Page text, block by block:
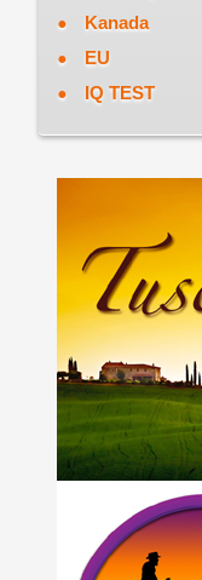
Kanada
EU
IQ TEST